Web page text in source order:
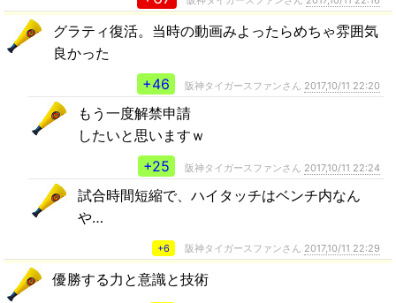
グラティ復活。当時の動画みよったらめちゃ雰囲気
良かった
+46
阪神タイガースファンさん 2017,10/11 22:20
もう一度解禁申請
したいと思いますｗ
+25
阪神タイガースファンさん 2017,10/11 22:24
試合時間短縮で、ハイタッチはベンチ内なん
や…
+6 阪神タイガースファンさん 2017,10/11 22:29
優勝する力と意識と技術